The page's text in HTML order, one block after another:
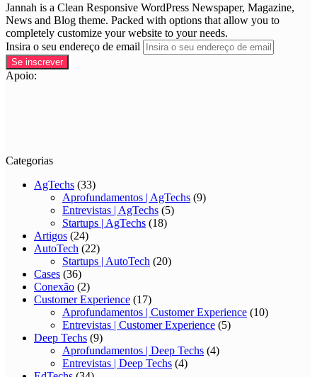
Jannah is a Clean Responsive WordPress Newspaper, Magazine,
News and Blog theme. Packed with options that allow you to
completely customize your website to your needs.
Insira o seu endereço de email
Apoio:
Categorias
AgTechs (33)
Aprofundamentos | AgTechs (9)
Entrevistas | AgTechs (5)
Startups | AgTechs (18)
Artigos (24)
AutoTech (22)
Startups | AutoTech (20)
Cases (36)
Conexão (2)
Customer Experience (17)
Aprofundamentos | Customer Experience (10)
Entrevistas | Customer Experience (5)
Deep Techs (9)
Aprofundamentos | Deep Techs (4)
Entrevistas | Deep Techs (4)